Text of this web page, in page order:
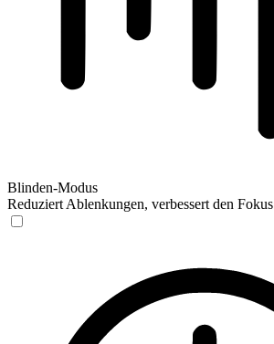
Blinden-Modus
Reduziert Ablenkungen, verbessert den Fokus